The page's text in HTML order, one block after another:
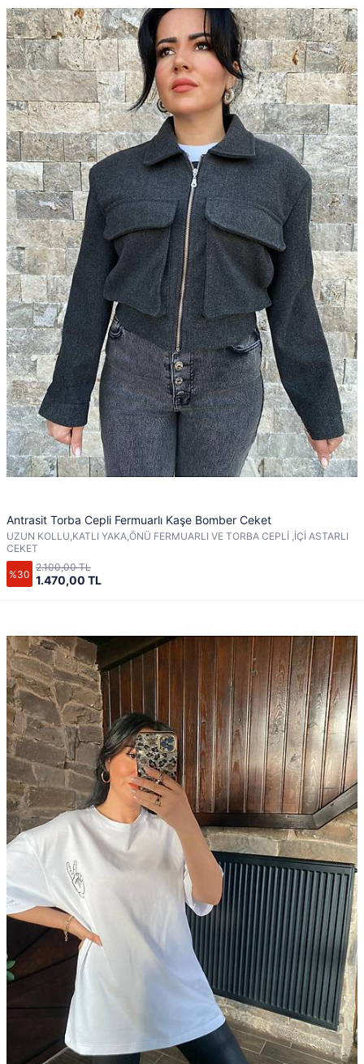
Antrasit Torba Cepli Fermuarlı Kaşe Bomber Ceket
UZUN KOLLU,KATLI YAKA,ÖNÜ FERMUARLI VE TORBA CEPLİ ,İÇİ ASTARLI
CEKET
%30 1.470,00 TL
2.100,00 TL